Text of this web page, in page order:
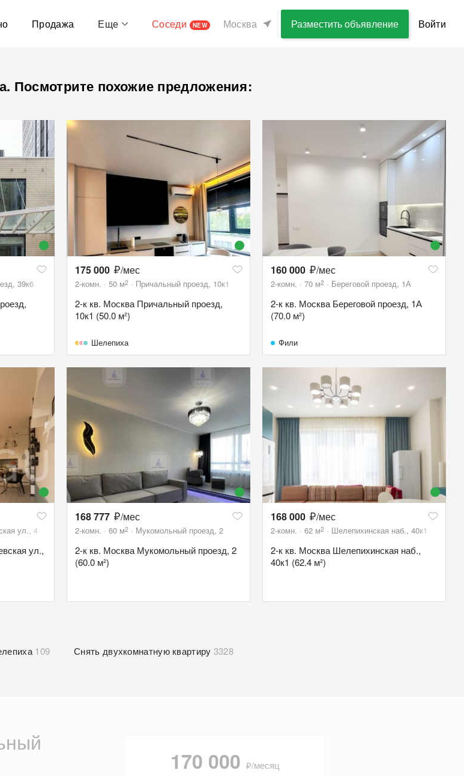
Продажа Еще Соседи NEW Москва Разместить объявление Войти
Посмотрите похожие предложения:
39к6
175 000 /мес
2-комн. 50 м2 Причальный проезд, 10к1
2-к кв. Москва Причальный проезд,
10к1 (50.0 м²)
Шелепиха
160 000 /мес
2-комн. 70 м2 Береговой проезд, 1А
2-к кв. Москва Береговой проезд, 1А
(70.0 м²)
Фили
ул., 4
ул.,
168 777 /мес
2-комн. 60 м2 Мукомольный проезд, 2
2-к кв. Москва Мукомольный проезд, 2
(60.0 м²)
168 000 /мес
2-комн. 62 м2 Шелепихинская наб., 40к1
2-к кв. Москва Шелепихинская наб.,
40к1 (62.4 м²)
109 Снять двухкомнатную квартиру 3328
170 000 ₽/месяц